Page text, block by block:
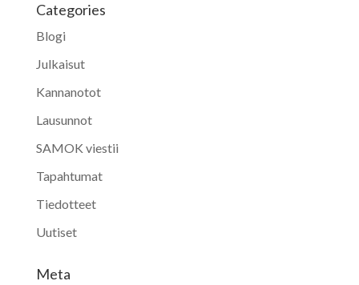
Categories
Blogi
Julkaisut
Kannanotot
Lausunnot
SAMOK viestii
Tapahtumat
Tiedotteet
Uutiset
Meta